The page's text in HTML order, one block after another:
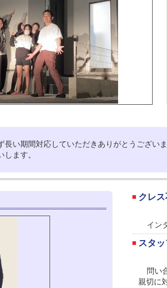
い期間対応していただきありがとうございま
ます。
クレ
イン
スタ
問い
親切に